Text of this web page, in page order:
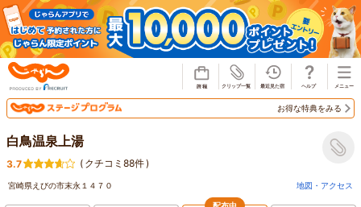
お得な特典をみる
白鳥温泉上湯
3.7 ( クチコミ88件)
宮崎県えびの市末永１４７０ 地図・アクセス